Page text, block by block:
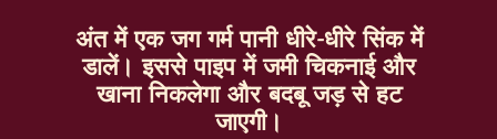
अंत में एक जग गर्म पानी धीरे-धीरे सिंक में
डालें। इससे पाइप में जमी चिकनाई और
खाना निकलेगा और बदबू जड़ से हट
जाएगी।